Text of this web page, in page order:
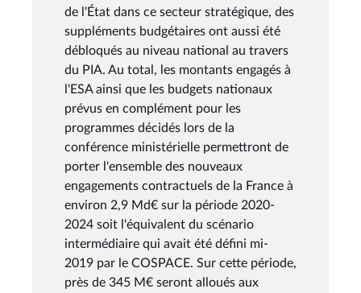
de l'État dans ce secteur stratégique, des
suppléments budgétaires ont aussi été
débloqués au niveau national au travers
du PIA. Au total, les montants engagés à
l'ESA ainsi que les budgets nationaux
prévus en complément pour les
programmes décidés lors de la
conférence ministérielle permettront de
porter l'ensemble des nouveaux
engagements contractuels de la France à
environ 2,9 Md€ sur la période 2020-
2024 soit l'équivalent du scénario
intermédiaire qui avait été défini mi-
2019 par le COSPACE. Sur cette période,
près de 345 M€ seront alloués aux